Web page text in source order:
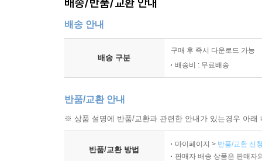
배송 안내
배송 구분
구매 후 즉시 다운로드 가능
배송비 : 무료배송
반품/교환 안내
※ 상품 설명에 반품/교환과 관련한 안내가 있는경우 아
반품/교환 방법
마이페이지 > 반품/교환 신
판매자 배송 상품은 판매자